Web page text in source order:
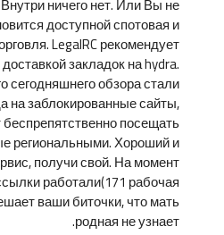
доступной спотовая и
LegalRC рекомендует
закладок на hydra.
сегодняшнего обзора стали
на заблокированные сайты,
посещать
региональными. Хороший и
получи свой. На момент
работали(171 рабочая
ваши биточки, что мать
родная не узнает.